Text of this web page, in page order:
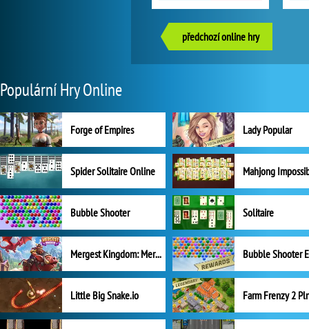
předchozí online hry
Populární Hry Online
Forge of Empires Lady Popular
Spider Solitaire Online Mahjong
Bubble Shooter Solitaire
Mergest Kingdom: Merge Puzzle
Little Big Snake.io